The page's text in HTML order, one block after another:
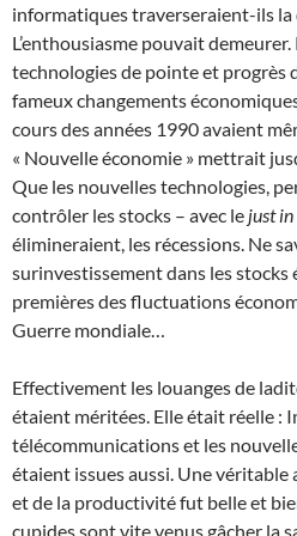
informatiques traverseraient-ils
L’enthousiasme pouvait
technologies de pointe et progrès
fameux changements
cours des années 1990 avaient
« Nouvelle économie » mettrait
Que les nouvelles technologies,
contrôler les stocks – avec le just
élimineraient, les récessions. Ne
surinvestissement dans les stocks
premières des fluctuations
Guerre mondiale…
Effectivement les louanges de
étaient méritées. Elle était réelle :
télécommunications et les
étaient issues aussi. Une véritable
et de la productivité fut belle et
cupides sont vite venus gâcher la